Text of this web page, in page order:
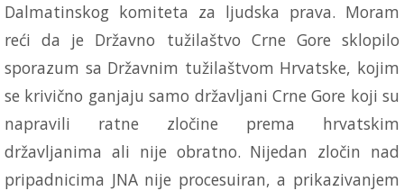
Dalmatinskog komiteta za ljudska prava. Moram
reći da je Državno tužilaštvo Crne Gore sklopilo
sporazum sa Državnim tužilaštvom Hrvatske, kojim
se krivično ganjaju samo državljani Crne Gore koji su
napravili ratne zločine prema hrvatskim
državljanima ali nije obratno. Nijedan zločin nad
pripadnicima JNA nije procesuiran, a prikazivanjem